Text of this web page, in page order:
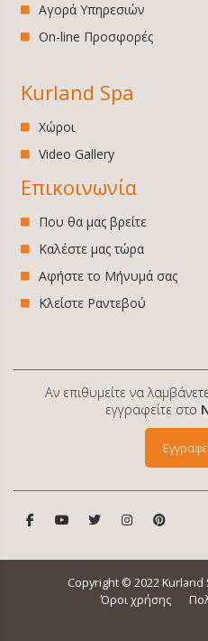
Αγορά Υπηρεσιών
On-line Προσφορές
Kurland Spa
Χώροι
Video Gallery
Επικοινωνία
Που θα μας βρείτε
Καλέστε μας τώρα
Αφήστε το Μήνυμά σας
Κλείστε Ραντεβού
Αν επιθυμείτε να
εγγραφείτε στο
Copyright © 2022 Kurland
Όροι χρήσης